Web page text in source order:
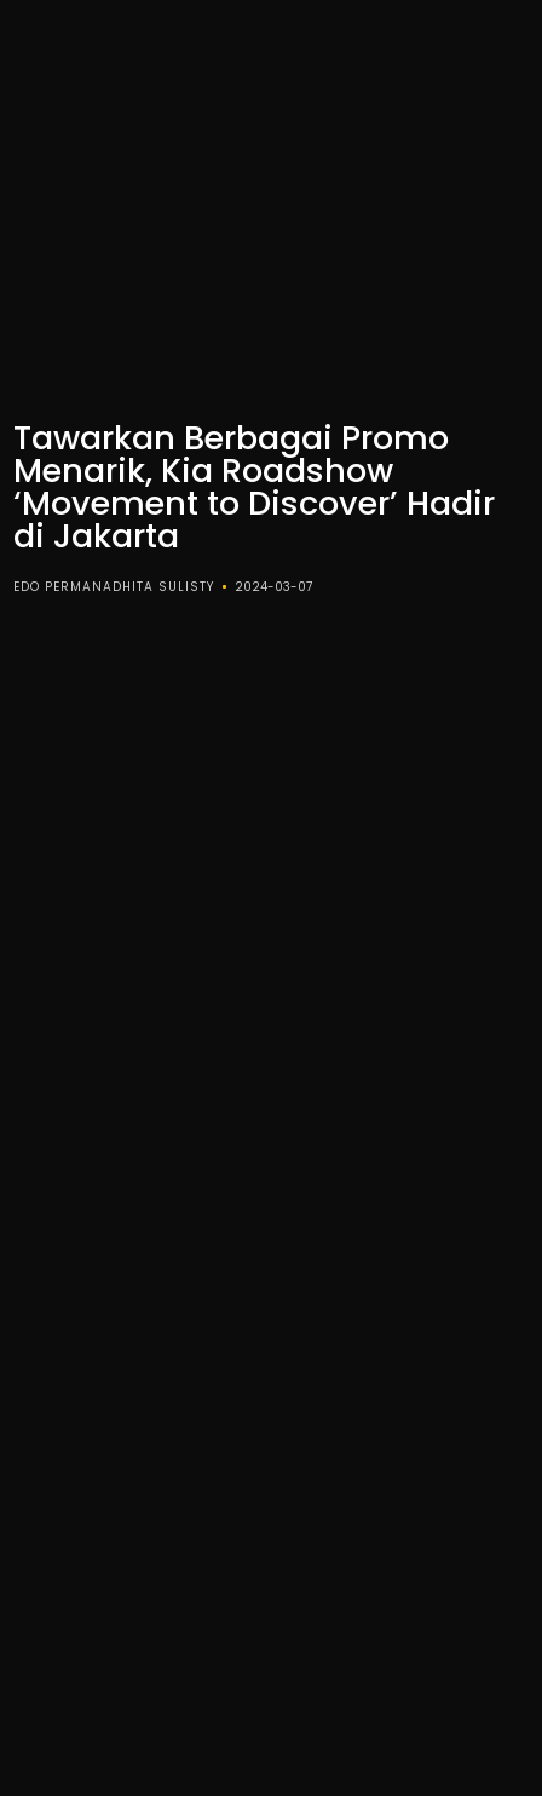
Tawarkan Berbagai Promo
Menarik, Kia Roadshow
‘Movement to Discover’ Hadir
di Jakarta
EDO PERMANADHITA SULISTY 2024-03-07